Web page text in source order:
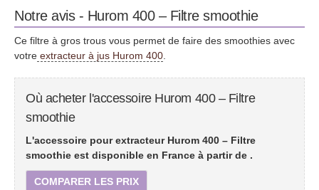
Notre avis - Hurom 400 – Filtre smoothie
Ce filtre à gros trous vous permet de faire des smoothies avec
votre extracteur à jus Hurom 400
Où acheter l'accessoire Hurom 400 – Filtre
smoothie
L'accessoire pour extracteur Hurom 400 – Filtre
smoothie est disponible en France à partir de .
COMPARER LES PRIX